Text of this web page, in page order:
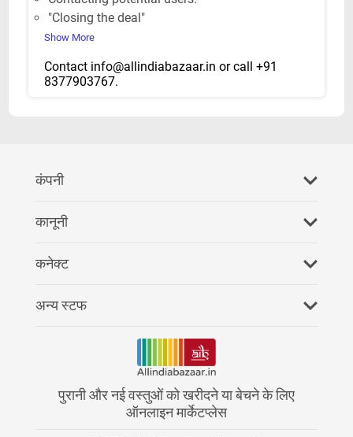
"Closing the deal"
Show More
Contact info@allindiabazaar.in or call +91
8377903767.
कंपनी
हमारे बारे में
सामान्य प्रश्न
ऑलइंडियाबाज़ार पर स्टोर करें
कैटेगरी डायरेक्ट्री
कानूनी
गोपनीयता नीति
कनेक्ट
फेसबुक
अन्य स्टफ
पुरानी और नई वस्तुओं को खरीदने या बेचने के लिए
ऑनलाइन मार्केटप्लेस